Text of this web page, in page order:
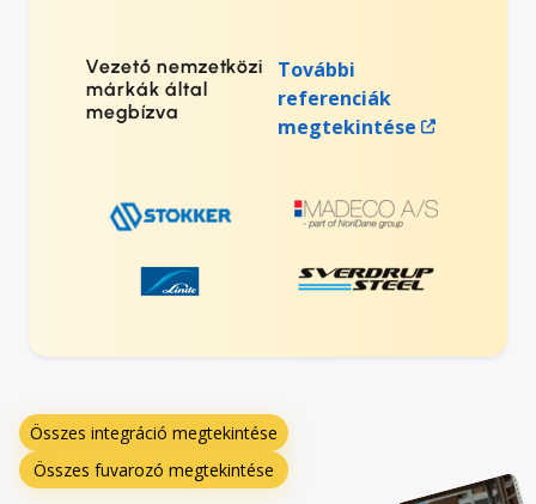
Vezető nemzetközi
márkák által
megbízva
További
referenciák
megtekintése
Összes integráció megtekintése
Összes fuvarozó megtekintése